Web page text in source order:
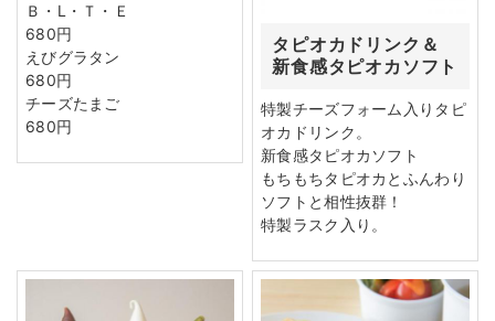
Ｂ・L・Ｔ・Ｅ
680円
えびグラタン
680円
チーズたまご
680円
タピオカドリンク＆
新食感タピオカソフト
特製チーズフォーム入りタピ
オカドリンク。
新食感タピオカソフト
もちもちタピオカとふんわり
ソフトと相性抜群！
特製ラスク入り。